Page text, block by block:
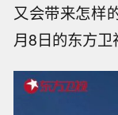
又会带来怎样
月8日的东方卫